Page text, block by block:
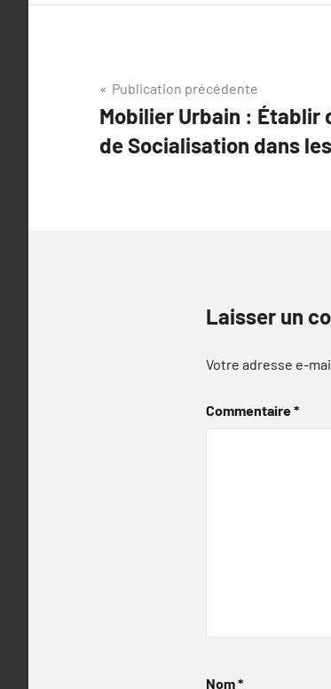
Navigation
de
l’article
Publication précédente
Mobilier Urbain : Établir
de Socialisation dans
Laisser un
Votre adresse e-
Commentaire*
Nom*